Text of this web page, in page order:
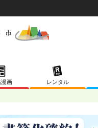
画 レンタル